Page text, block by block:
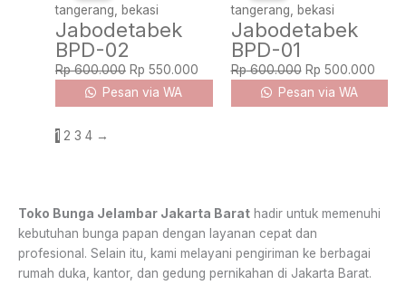
Jabodetabek
BPD-02
Rp600.000
was:
Rp 600.000.
Rp 550.000
Rp 550.000.
Pesan via WA
Jabodetabek
BPD-01
Rp600.000
was:
Rp 600.000.
Rp 500.000
Pesan via WA
1 2 3 4 →
Toko Bunga Jelambar Jakarta Barat hadir untuk memenuhi
kebutuhan bunga papan dengan layanan cepat dan
profesional. Selain itu, kami melayani pengiriman ke berbagai
rumah duka, kantor, dan gedung pernikahan di Jakarta Barat.